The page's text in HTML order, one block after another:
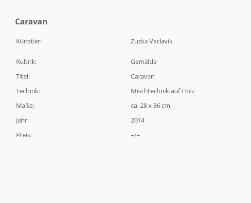
Caravan
Künstler: Zuzka Vaclavik
Rubrik:
Gemälde
Titel:
Caravan
Technik:
Mischtechnik auf Holz
Maße:
ca. 28 x 36 cm
Jahr:
2014
Preis:
–/–